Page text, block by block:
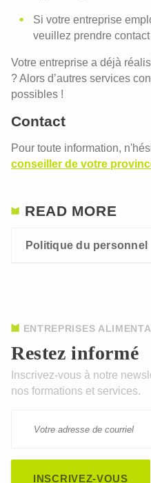
Si votre entreprise
veuillez prendre
Votre entreprise a déjà
? Alors d’autres services
possibles !
Contact
Pour toute information,
conseiller de votre
READ MORE
Politique du personnel
Restez informé
ENTREPRISES
Inscrivez-vous à notre
nos formations et services.